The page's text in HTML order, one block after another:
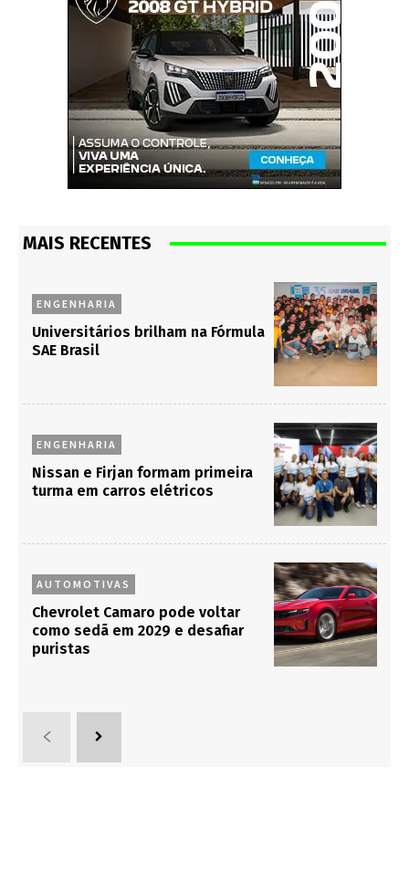
MAIS RECENTES
ENGENHARIA
Universitários brilham na Fórmula
SAE Brasil
ENGENHARIA
Nissan e Firjan formam primeira
turma em carros elétricos
AUTOMOTIVAS
Chevrolet Camaro pode voltar
como sedã em 2029 e desafiar
puristas